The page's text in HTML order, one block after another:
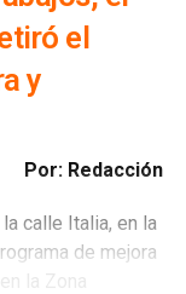
el
y
Por: Redacción
calle Italia, en la
de mejora